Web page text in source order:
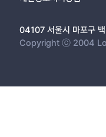
04107 서울시 마포구
Copyright ⓒ 2004